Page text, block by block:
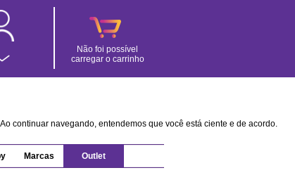
Não foi possível
carregar o carrinho
continuar navegando, entendemos que você está ciente e de acordo.
Marcas Outlet